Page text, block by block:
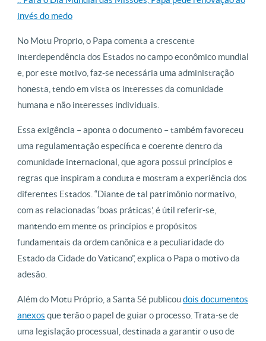
invés do medo
No Motu Proprio, o Papa comenta a crescente
interdependência dos Estados no campo econômico mundial
e, por este motivo, faz-se necessária uma administração
honesta, tendo em vista os interesses da comunidade
humana e não interesses individuais.
Essa exigência – aponta o documento – também favoreceu
uma regulamentação específica e coerente dentro da
comunidade internacional, que agora possui princípios e
regras que inspiram a conduta e mostram a experiência dos
diferentes Estados. “Diante de tal patrimônio normativo,
com as relacionadas ‘boas práticas’, é útil referir-se,
mantendo em mente os princípios e propósitos
fundamentais da ordem canônica e a peculiaridade do
Estado da Cidade do Vaticano”, explica o Papa o motivo da
adesão.
Além do Motu Próprio, a Santa Sé publicoudois documentos
anexos que terão o papel de guiar o processo. Trata-se de
uma legislação processual, destinada a garantir o uso de